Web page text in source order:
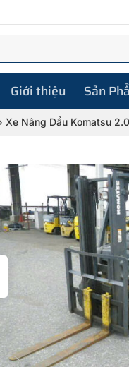
Giới thiệu Sản
Xe Nâng Dầu Komatsu